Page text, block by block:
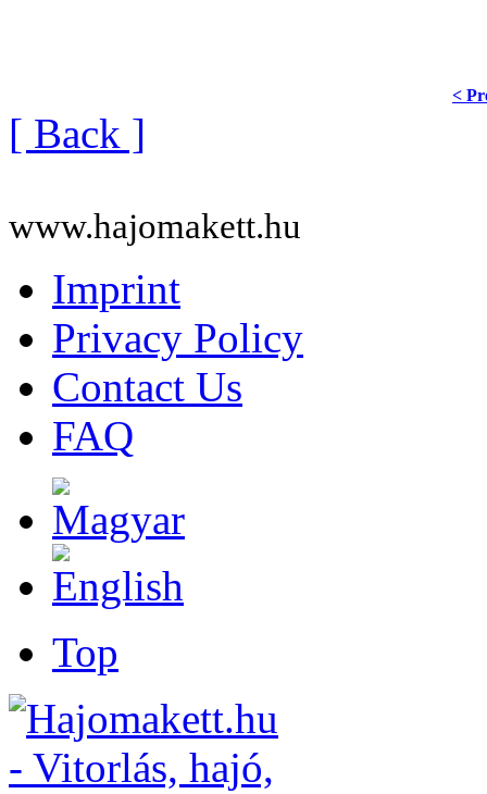
<
[ Back ]
www.hajomakett.hu
Imprint
Privacy Policy
Contact Us
FAQ
Top